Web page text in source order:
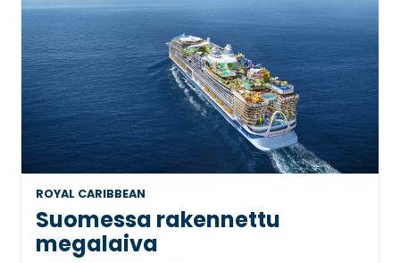
ROYAL CARIBBEAN
Suomessa rakennettu
megalaiva